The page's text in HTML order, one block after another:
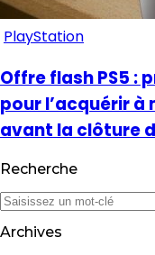
PlayStation
Offre flash PS5 :
pour l’acquérir à
avant la clôture
Recherche
Archives